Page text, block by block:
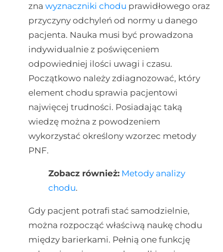
zna wyznaczniki chodu prawidłowego oraz
przyczyny odchyleń od normy u danego
pacjenta. Nauka musi być prowadzona
indywidualnie z poświęceniem
odpowiedniej ilości uwagi i czasu.
Początkowo należy zdiagnozować, który
element chodu sprawia pacjentowi
najwięcej trudności. Posiadając taką
wiedzę można z powodzeniem
wykorzystać określony wzorzec metody
PNF.
Zobacz również: Metody analizy
chodu.
Gdy pacjent potrafi stać samodzielnie,
można rozpocząć właściwą naukę chodu
między barierkami. Pełnią one funkcję